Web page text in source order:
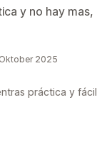
y no hay
2025
práctica y